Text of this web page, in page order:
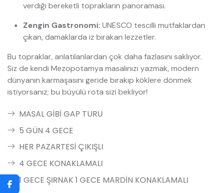
verdiği bereketli toprakların panoraması.
Zengin Gastronomi: UNESCO tescilli mutfaklardan
çıkan, damaklarda iz bırakan lezzetler.
Bu topraklar, anlatılanlardan çok daha fazlasını saklıyor.
Siz de kendi Mezopotamya masalınızı yazmak, modern
dünyanın karmaşasını geride bırakıp köklere dönmek
istiyorsanız; bu büyülü rota sizi bekliyor!
MASAL GİBİ GAP TURU
5 GÜN 4 GECE
HER PAZARTESİ ÇIKIŞLI
4 GECE KONAKLAMALI
1 GECE ŞIRNAK 1 GECE MARDİN KONAKLAMALI